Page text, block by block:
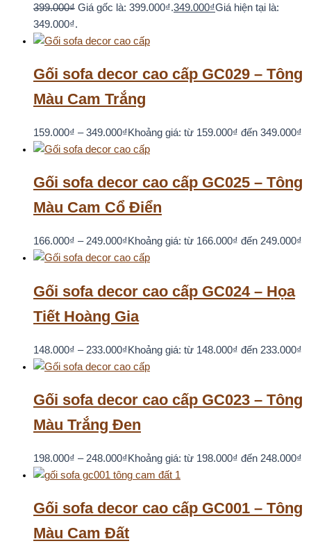
399.000₫ Giá gốc là: 399.000₫.349.000₫Giá hiện tại là:
349.000₫.
Gối sofa decor cao cấp GC029 – Tông
Màu Cam Trắng
159.000₫ – 349.000₫Khoảng giá: từ 159.000₫ đến 349.000₫
Gối sofa decor cao cấp GC025 – Tông
Màu Cam Cổ Điển
166.000₫ – 249.000₫Khoảng giá: từ 166.000₫ đến 249.000₫
Gối sofa decor cao cấp GC024 – Họa
Tiết Hoàng Gia
148.000₫ – 233.000₫Khoảng giá: từ 148.000₫ đến 233.000₫
Gối sofa decor cao cấp GC023 – Tông
Màu Trắng Đen
198.000₫ – 248.000₫Khoảng giá: từ 198.000₫ đến 248.000₫
Gối sofa decor cao cấp GC001 – Tông
Màu Cam Đất